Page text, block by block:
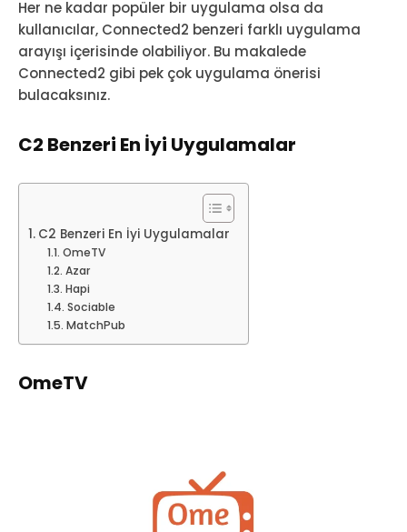
Her ne kadar popüler bir uygulama olsa da
kullanıcılar, Connected2 benzeri farklı uygulama
arayışı içerisinde olabiliyor. Bu makalede
Connected2 gibi pek çok uygulama önerisi
bulacaksınız.
C2 Benzeri En İyi Uygulamalar
C2 Benzeri En İyi Uygulamalar
OmeTV
Azar
Hapi
Sociable
MatchPub
OmeTV